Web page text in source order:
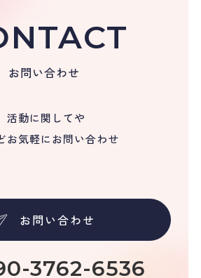
お問い合わせ
活動に関してや
お気軽にお問い合わせ
お問い合わせ
3762-6536